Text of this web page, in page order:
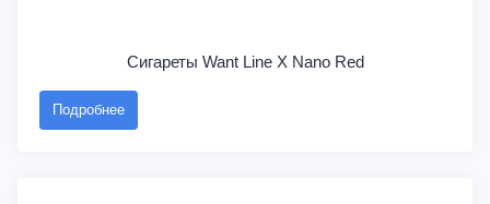
Сигареты Want Line X Nano Red
Подробнее